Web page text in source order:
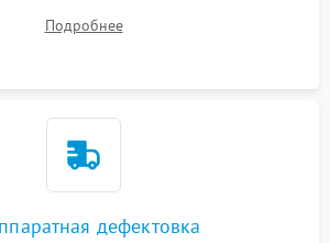
очистка корпуса и радиаторов от пыли
воздуха для предотвращения
Подробнее
дефектовка